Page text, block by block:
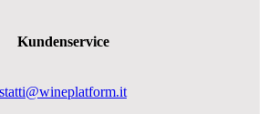
Kundenservice
statti@wineplatform.it